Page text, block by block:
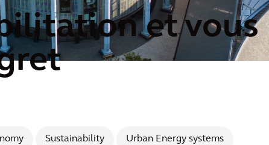
et vous
Sustainability Urban Energy systems